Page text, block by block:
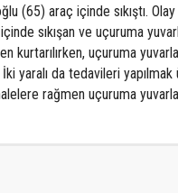
(65) araç içinde sıkıştı.
sıkışan ve uçuruma
kurtarılırken, uçuruma
İki yaralı da tedavileri
rağmen uçuruma